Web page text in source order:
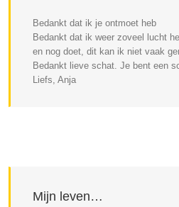
Bedankt dat ik je ontmoet heb
Bedankt dat ik weer zoveel lucht
en nog doet, dit kan ik niet vaak
Bedankt lieve schat. Je bent een
Liefs, Anja
Mijn leven…